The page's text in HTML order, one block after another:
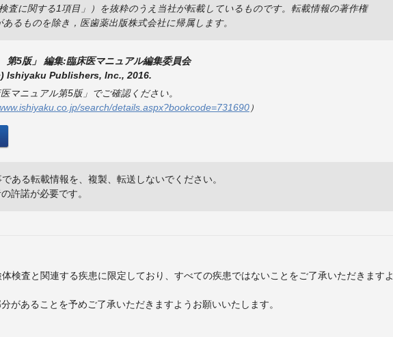
査に関する1項目」）を抜粋のうえ当社が転載しているものです。転載情報の著作権
るものを除き，医歯薬出版株式会社に帰属します。
第5版」 編集:臨床医マニュアル編集委員会
Ishiyaku Publishers, Inc., 2016.
マニュアル第5版」でご確認ください。
search/details.aspx?bookcode=731690）
ある転載情報を、複製、転送しないでください。
許諾が必要です。
検査と関連する疾患に限定しており、すべての疾患ではないことをご了承いただきますよ
があることを予めご了承いただきますようお願いいたします。